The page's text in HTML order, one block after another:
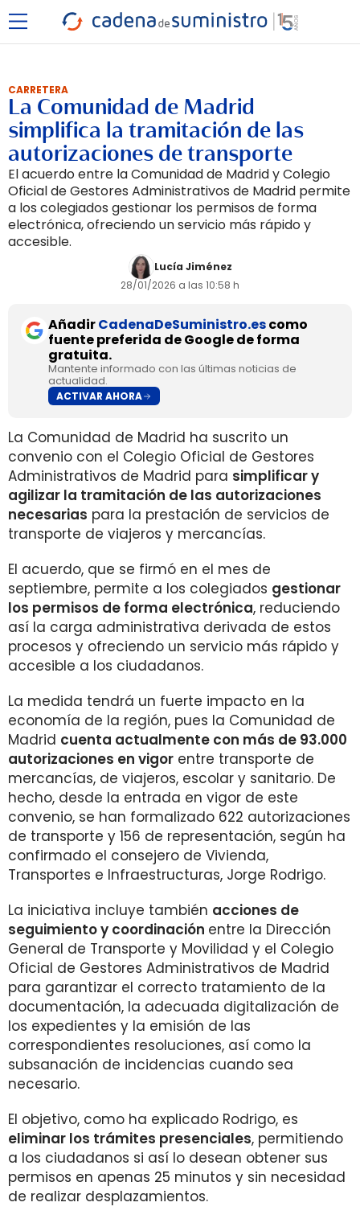
CARRETERA
La Comunidad de Madrid
simplifica la tramitación de las
autorizaciones de transporte
El acuerdo entre la Comunidad de Madrid y Colegio
Oficial de Gestores Administrativos de Madrid permite
a los colegiados gestionar los permisos de forma
electrónica, ofreciendo un servicio más rápido y
accesible.
Lucía Jiménez
28/01/2026 a las 10:58 h
AñadirCadenaDeSuministro.escomo
fuente preferida de Google de forma
gratuita.
Mantente informado con las últimas noticias de
actualidad.
ACTIVAR AHORA
La Comunidad de Madrid ha suscrito un
convenio con el Colegio Oficial de Gestores
Administrativos de Madrid para simplificar y
agilizar la tramitación de las autorizaciones
necesarias para la prestación de servicios de
transporte de viajeros y mercancías.
El acuerdo, que se firmó en el mes de
septiembre, permite a los colegiados gestionar
los permisos de forma electrónica, reduciendo
así la carga administrativa derivada de estos
procesos y ofreciendo un servicio más rápido y
accesible a los ciudadanos.
La medida tendrá un fuerte impacto en la
economía de la región, pues la Comunidad de
Madrid cuenta actualmente con más de 93.000
autorizaciones en vigor entre transporte de
mercancías, de viajeros, escolar y sanitario. De
hecho, desde la entrada en vigor de este
convenio, se han formalizado 622 autorizaciones
de transporte y 156 de representación, según ha
confirmado el consejero de Vivienda,
Transportes e Infraestructuras, Jorge Rodrigo.
La iniciativa incluye también acciones de
seguimiento y coordinación entre la Dirección
General de Transporte y Movilidad y el Colegio
Oficial de Gestores Administrativos de Madrid
para garantizar el correcto tratamiento de la
documentación, la adecuada digitalización de
los expedientes y la emisión de las
correspondientes resoluciones, así como la
subsanación de incidencias cuando sea
necesario.
El objetivo, como ha explicado Rodrigo, es
eliminar los trámites presenciales, permitiendo
a los ciudadanos si así lo desean obtener sus
permisos en apenas 25 minutos y sin necesidad
de realizar desplazamientos.